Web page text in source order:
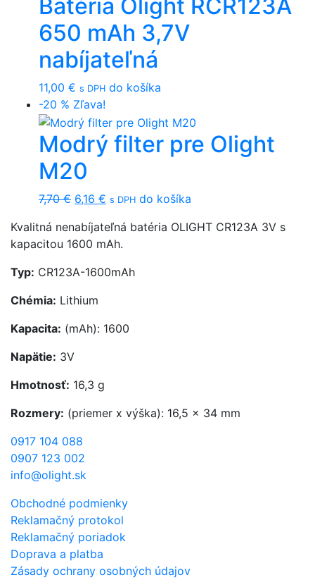
Batéria Olight RCR123A
650 mAh 3,7V
nabíjateľná
11,00 € s DPH do košíka
-20 % Zľava!
Modrý filter pre Olight
M20
7,70€ Original
was:
7,70 €.
6,16 € Current
is:
6,16 €.
s DPH do košíka
Kvalitná nenabíjateľná batéria OLIGHT CR123A 3V s
kapacitou 1600 mAh.
Typ: CR123A-1600mAh
Chémia: Lithium
Kapacita: (mAh): 1600
Napätie: 3V
Hmotnosť: 16,3 g
Rozmery: (priemer x výška): 16,5 x 34 mm
0917 104 088
0907 123 002
info@olight.sk
Obchodné podmienky
Reklamačný protokol
Reklamačný poriadok
Doprava a platba
Zásady ochrany osobných údajov